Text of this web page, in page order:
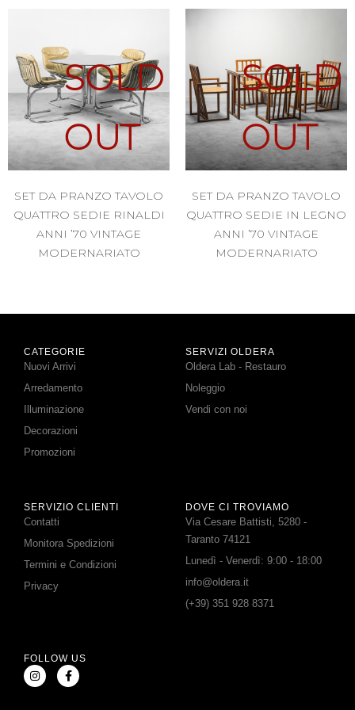
SOLD
OUT
SET DA PRANZO TAVOLO
QUATTRO SEDIE RINALDI
ANNI ’70 VINTAGE
MODERNARIATO
SOLD
OUT
SET DA PRANZO TAVOLO
QUATTRO SEDIE IN LEGNO
ANNI ’70 VINTAGE
MODERNARIATO
CATEGORIE
Nuovi Arrivi
Arredamento
Illuminazione
Decorazioni
Promozioni
SERVIZI OLDERA
Oldera Lab - Restauro
Noleggio
Vendi con noi
SERVIZIO CLIENTI
Contatti
Monitora Spedizioni
Termini e Condizioni
Privacy
DOVE CI TROVIAMO
Via Cesare Battisti, 5280 -
Taranto 74121
Lunedì - Venerdì: 9:00 - 18:00
info@oldera.it
(+39) 351 928 8371
FOLLOW US